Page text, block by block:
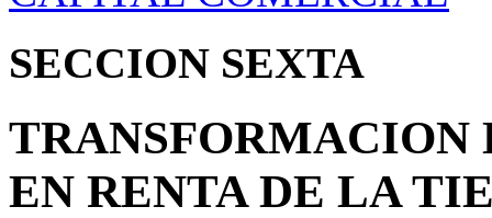
SECCION SEXTA
TRANSFORMACION
EN RENTA DE LA